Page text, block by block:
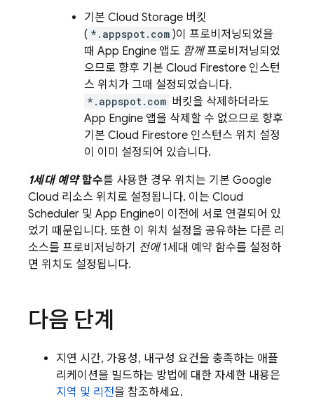
기본 Cloud Storage 버킷
( *.appspot.com )이 프로비저닝되었을
때 App Engine 앱도 함께프로비저닝되었
으므로 향후 기본 Cloud Firestore 인스턴
스 위치가 그때 설정되었습니다.
*.appspot.com 버킷을 삭제하더라도
App Engine 앱을 삭제할 수 없으므로 향후
기본 Cloud Firestore 인스턴스 위치 설정
이 이미 설정되어 있습니다.
1세대 예약함수를 사용한 경우 위치는 기본Google
Cloud 리소스 위치로 설정됩니다. 이는 Cloud
Scheduler 및 App Engine이 이전에 서로 연결되어 있
었기 때문입니다. 또한 이 위치 설정을 공유하는 다른 리
소스를 프로비저닝하기 전에1세대 예약 함수를 설정하
면 위치도 설정됩니다.
다음 단계
지연 시간, 가용성, 내구성 요건을 충족하는 애플
리케이션을 빌드하는 방법에 대한 자세한 내용은
지역 및 리전을 참조하세요.